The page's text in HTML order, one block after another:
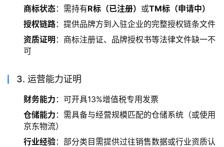
商标状态：需持有R标（已注册） 或TM标（申请中）
授权链路：提供品牌方到入驻企业的完整授权链条文件
资质证明 ：商标注册证、品牌授权书等法律文件缺一不
可
3. 运营能力证明
财务能力 ：可开具13%增值税专用发票
仓储能力 ：需具备与经营规模匹配的仓储系统（或使用
京东物流）
行业经验：部分类目需提供过往销售数据或行业资质认